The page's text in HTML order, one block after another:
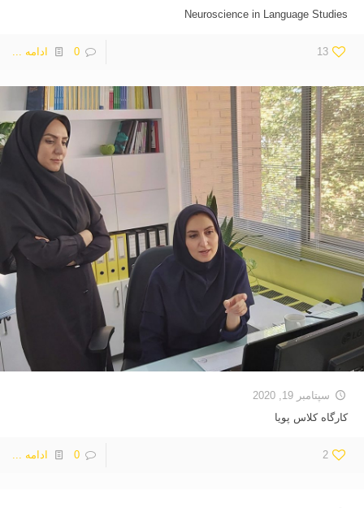
Neuroscience in Language Studies
13
0 ادامه ...
سپتامبر 19, 2020
کارگاه کلاس پویا
2
0 ادامه ...